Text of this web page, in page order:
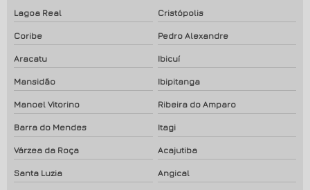
Lagoa Real Cristópolis
Coribe Pedro Alexandre
Aracatu Ibicuí
Mansidão Ibipitanga
Manoel Vitorino Ribeira do Amparo
Barra do Mendes Itagi
Várzea da Roça Acajutiba
Santa Luzia Angical